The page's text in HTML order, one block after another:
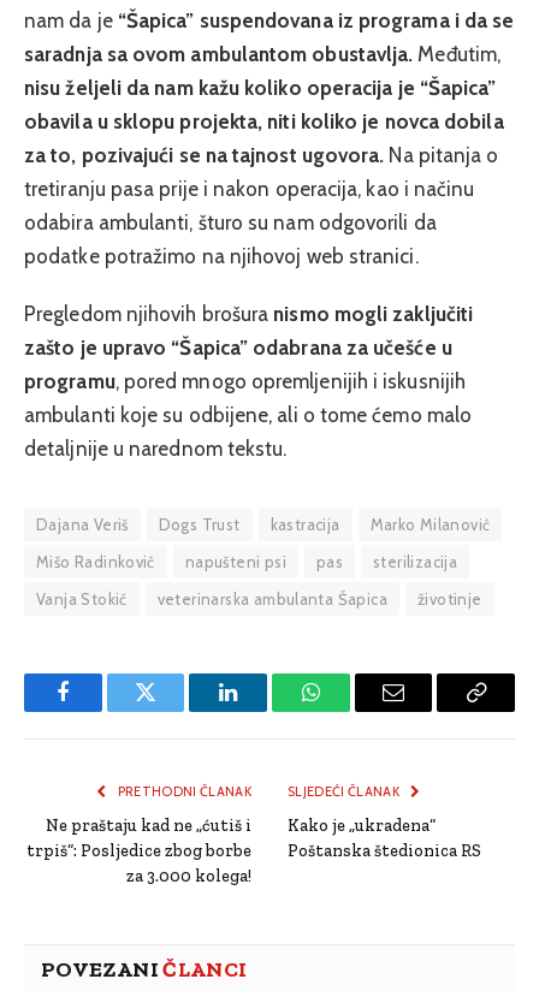
nam da je “Šapica” suspendovana iz programa i da se
saradnja sa ovom ambulantom obustavlja. Međutim,
nisu željeli da nam kažu koliko operacija je “Šapica”
obavila u sklopu projekta, niti koliko je novca dobila
za to, pozivajući se na tajnost ugovora. Na pitanja o
tretiranju pasa prije i nakon operacija, kao i načinu
odabira ambulanti, šturo su nam odgovorili da
podatke potražimo na njihovoj web stranici.
Pregledom njihovih brošura nismo mogli zaključiti
zašto je upravo “Šapica” odabrana za učešće u
programu, pored mnogo opremljenijih i iskusnijih
ambulanti koje su odbijene, ali o tome ćemo malo
detaljnije u narednom tekstu.
Dajana Veriš Dogs Trust kastracija
Marko Milanović
Mišo Radinković
napušteni psi pas
sterilizacija
Vanja Stokić
veterinarska ambulanta Šapica životinje
FacebookTwitter LinkedInWhatsAppEmail
Copy
PRETHODNI ČLANAK
Ne praštaju kad ne „ćutiš i
trpiš“: Posljedice zbog borbe
za 3.000 kolega!
SLJEDEĆI ČLANAK
Kako je „ukradena“
Poštanska štedionica RS
POVEZANIČLANCI